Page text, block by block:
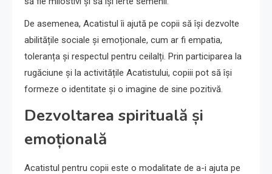
De asemenea, Acatistul îi ajută pe copii să își dezvolte
abilitățile sociale și emoționale, cum ar fi empatia,
toleranța și respectul pentru ceilalți. Prin participarea la
rugăciune și la activitățile Acatistului, copiii pot să își
formeze o identitate și o imagine de sine pozitivă.
Dezvoltarea spirituală și
emoțională
Acatistul pentru copii este o modalitate de a-i ajuta pe